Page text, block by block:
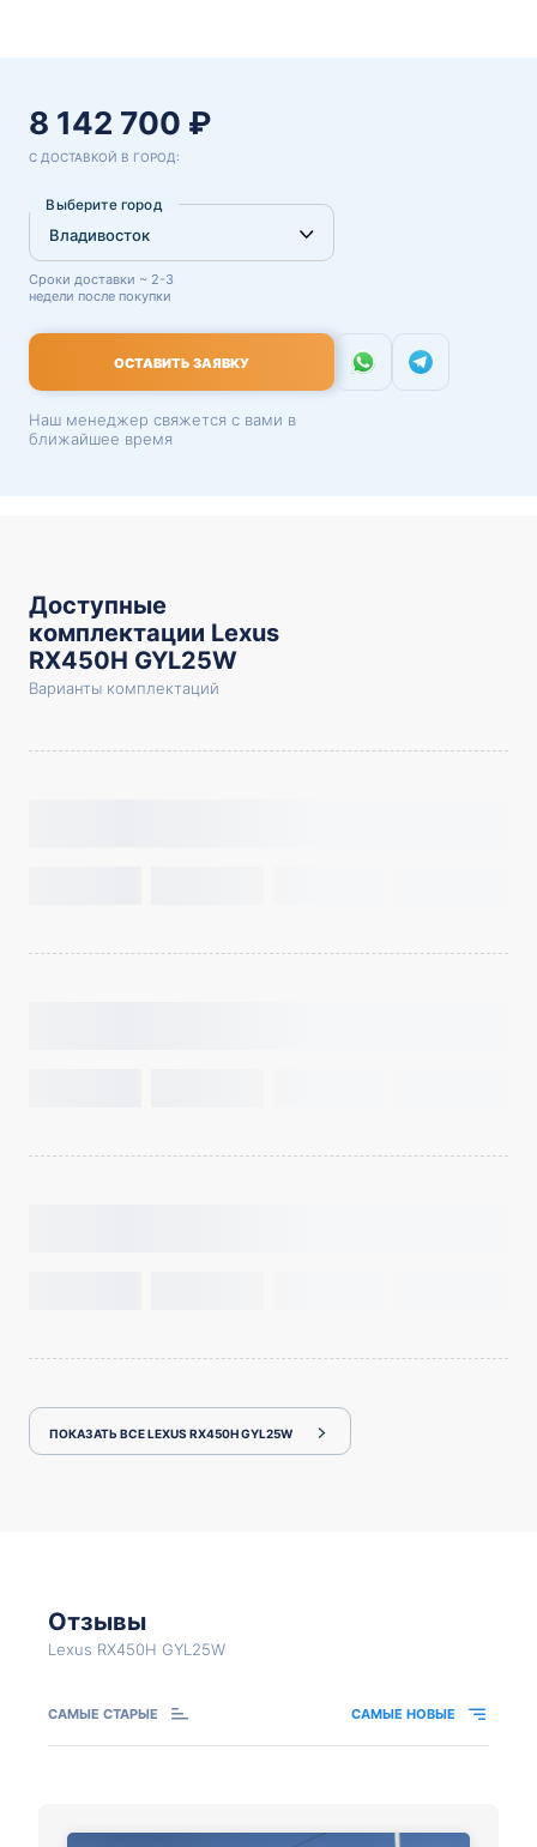
8 142 700 ₽
С ДОСТАВКОЙ В ГОРОД:
Выберите город
Сроки доставки ~ 2-3
недели после покупки
ОСТАВИТЬ ЗАЯВКУ
Наш менеджер свяжется с вами в
ближайшее время
Доступные
комплектации Lexus
RX450H GYL25W
Варианты комплектаций
ПОКАЗАТЬ ВСЕ LEXUS RX450H GYL25W
Отзывы
Lexus RX450H GYL25W
САМЫЕ СТАРЫЕ САМЫЕ НОВЫЕ